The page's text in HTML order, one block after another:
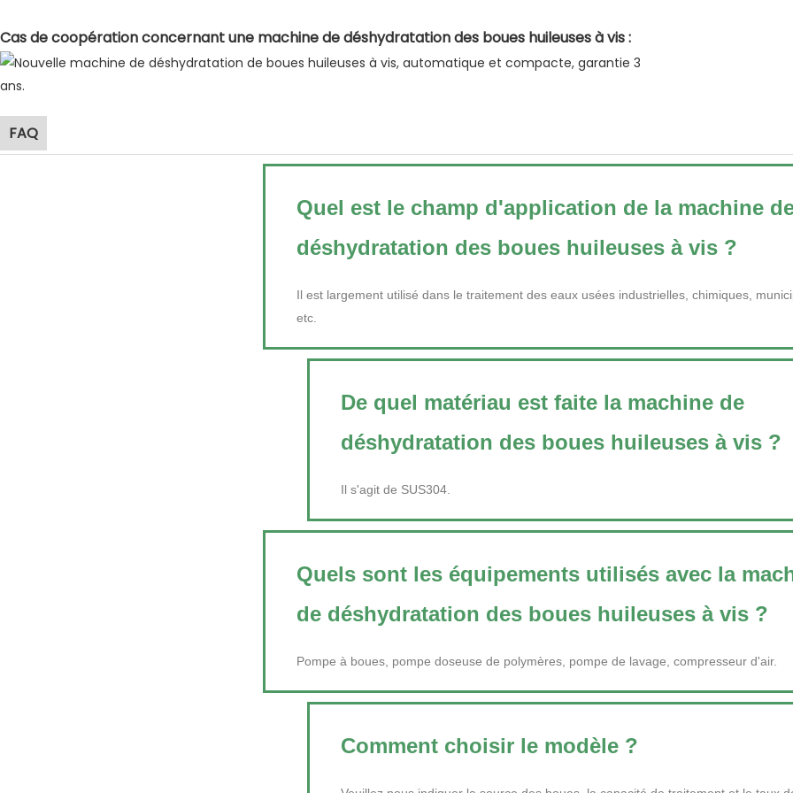
Cas de coopération concernant une machine de déshydratation des boues huileuses à vis :
FAQ
Quel est le champ d'application de la machine
déshydratation des boues huileuses à vis ?
Il est largement utilisé dans le traitement des eaux usées industrielles, chimiques,
etc.
De quel matériau est faite la machine de
déshydratation des boues huileuses à vis ?
Il s'agit de SUS304.
Quels sont les équipements utilisés avec la
de déshydratation des boues huileuses à vis ?
Pompe à boues, pompe doseuse de polymères, pompe de lavage, compresseur d'air.
Comment choisir le modèle ?